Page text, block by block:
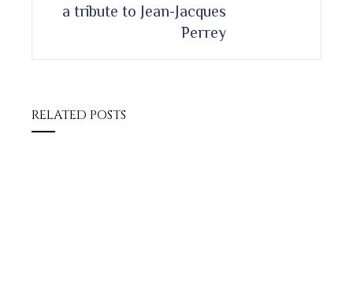
a tribute to Jean-Jacques
Perrey
RELATED POSTS